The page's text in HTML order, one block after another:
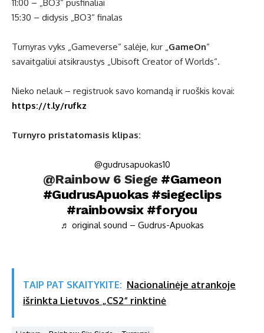
11:00 – „BO3“ pusfinaliai
15:30 – didysis „BO3“ finalas
Turnyras vyks „Gameverse“ salėje, kur „GameOn“
savaitgaliui atsikraustys „Ubisoft Creator of Worlds“.
Nieko nelauk – registruok savo komandą ir ruoškis kovai:
https://t.ly/rufkz
Turnyro pristatomasis klipas:
@gudrusapuokas10
@Rainbow 6 Siege #Gameon
#GudrusApuokas #siegeclips
#rainbowsix #foryou
♬ original sound – Gudrus-Apuokas
TAIP PAT SKAITYKITE: Nacionalinėje atrankoje
išrinkta Lietuvos „CS2“ rinktinė